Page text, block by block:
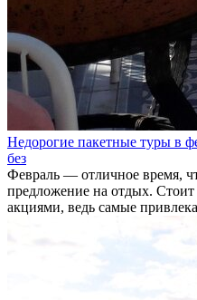
Недорогие пакетные туры в
без
Февраль — отличное время,
предложение на отдых. Стоит
акциями, ведь самые